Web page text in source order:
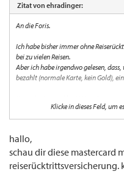
Zitat von ehradinger:
An die Foris.
Ich habe bisher immer ohne
bei zu vielen Reisen.
Aber ich habe irgendwo gelesen,
bezahlt (normale Karte, kein Gold),
Danke!
Klicke in dieses Feld, um
hallo,
schau dir diese mastercard
reiserücktrittsversicherung.